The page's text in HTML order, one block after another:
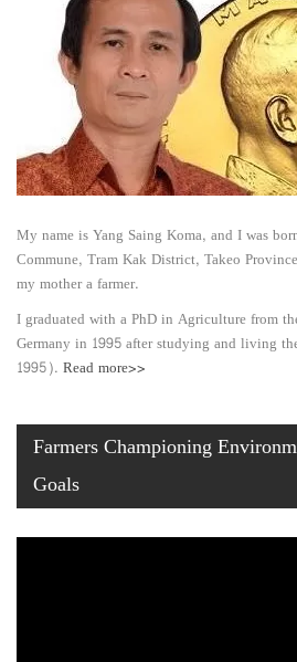
My name is Yang Saing Koma, and I was
Commune, Tram Kak District, Takeo
my mother a farmer.
I graduated with a PhD in Agriculture from
Germany in 1995 after studying and living
1995). Read more>>
Farmers Championing
Goals